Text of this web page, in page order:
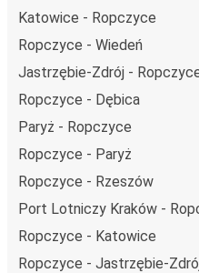
Katowice - Ropczyce
Ropczyce - Wiedeń
Jastrzębie-Zdrój -
Ropczyce - Dębica
Paryż - Ropczyce
Ropczyce - Paryż
Ropczyce - Rzeszów
Port Lotniczy Kraków -
Ropczyce - Katowice
Ropczyce - Jastrzębie-